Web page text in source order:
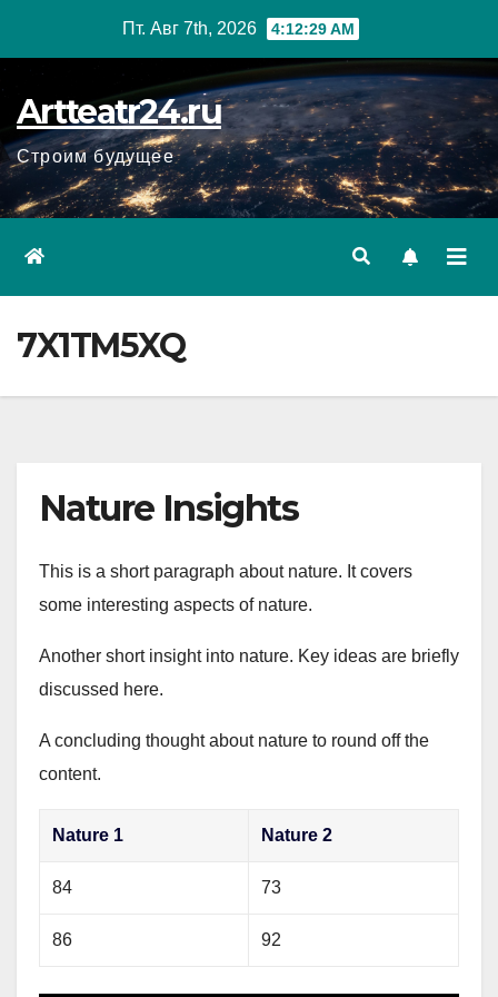
Пт. Авг 7th, 2026 4:12:30 AM
Artteatr24.ru
Строим будущее
7X1TM5XQ
Nature Insights
This is a short paragraph about nature. It covers
some interesting aspects of nature.
Another short insight into nature. Key ideas are briefly
discussed here.
A concluding thought about nature to round off the
content.
Nature 1 Nature 2
84 73
86 92